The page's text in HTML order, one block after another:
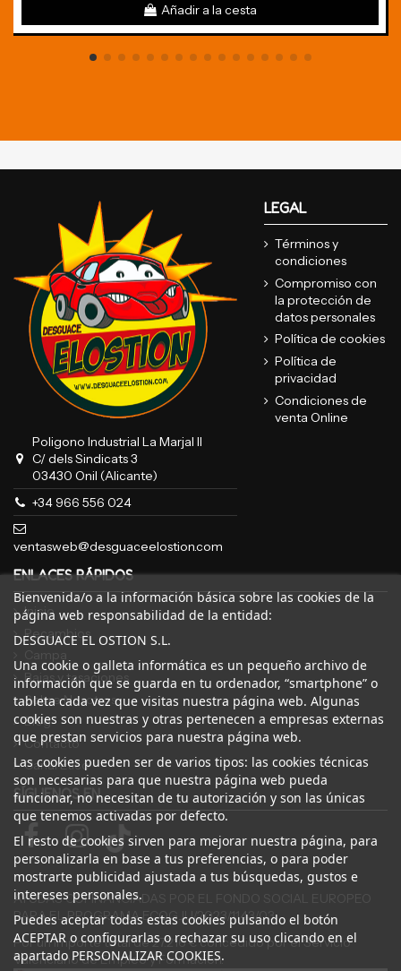
Añadir a la cesta
Poligono Industrial La Marjal II
C/ dels Sindicats 3
03430 Onil (Alicante)
+34 966 556 024
ventasweb@desguaceelostion.com
LEGAL
Términos y
condiciones
Compromiso con
la protección de
datos personales
Política de cookies
Política de
privacidad
Condiciones de
venta Online
ENLACES RÁPIDOS
Inicio
Recambios
Bajas y tasaciones
Sobre Nosotros
Blog
Contacto
Canal Ético
Bienvenida/o a la información básica sobre las cookies de la
página web responsabilidad de la entidad:
DESGUACE EL OSTION S.L.
Una cookie o galleta informática es un pequeño archivo de
información que se guarda en tu ordenador, “smartphone” o
tableta cada vez que visitas nuestra página web. Algunas
cookies son nuestras y otras pertenecen a empresas externas
que prestan servicios para nuestra página web.
Las cookies pueden ser de varios tipos: las cookies técnicas
son necesarias para que nuestra página web pueda
funcionar, no necesitan de tu autorización y son las únicas
que tenemos activadas por defecto.
El resto de cookies sirven para mejorar nuestra página, para
personalizarla en base a tus preferencias, o para poder
mostrarte publicidad ajustada a tus búsquedas, gustos e
intereses personales.
Puedes aceptar todas estas cookies pulsando el botón
ACEPTAR o configurarlas o rechazar su uso clicando en el
apartado PERSONALIZAR COOKIES.
SÍGUENOS EN
AYUDAS COFINANCIADAS POR EL FONDO SOCIAL EUROPEO
PARA EL PROGRAMA ECOGJU/2023/1143/03
Por un importe total de 27.216 € concedido por el Servicio
Valenciano de Empleo y Formación.